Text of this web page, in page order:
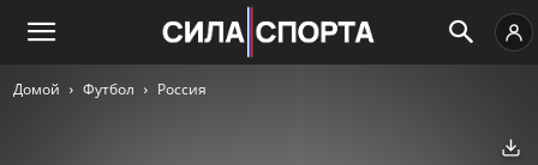
Домой Футбол Россия